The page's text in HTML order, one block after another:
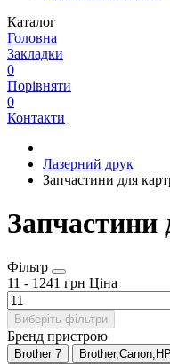
Каталог
Головна
Закладки
0
Порівняти
0
Контакти
Лазерний друк
Запчастини для
Запчастини
Фільтр
11 - 1241 грн Ціна
Виберіть фільтри
Бренд пристрою
Brother 7